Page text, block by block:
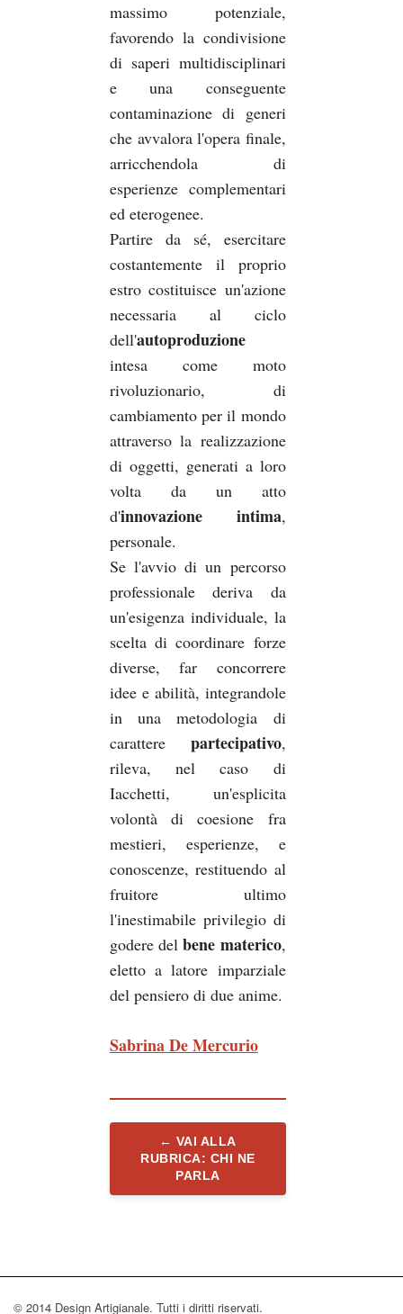
massimo potenziale,
favorendo la condivisione
di saperi multidisciplinari
e una conseguente
contaminazione di generi
che avvalora l'opera finale,
arricchendola di
esperienze complementari
ed eterogenee.
Partire da sé, esercitare
costantemente il proprio
estro costituisce un'azione
necessaria al ciclo
dell'autoproduzione
intesa come moto
rivoluzionario, di
cambiamento per il mondo
attraverso la realizzazione
di oggetti, generati a loro
volta da un atto
d'innovazione intima,
personale.
Se l'avvio di un percorso
professionale deriva da
un'esigenza individuale, la
scelta di coordinare forze
diverse, far concorrere
idee e abilità, integrandole
in una metodologia di
carattere partecipativo,
rileva, nel caso di
Iacchetti, un'esplicita
volontà di coesione fra
mestieri, esperienze, e
conoscenze, restituendo al
fruitore ultimo
l'inestimabile privilegio di
godere delbene materico,
eletto a latore imparziale
del pensiero di due anime.
Sabrina De Mercurio
← VAI ALLA
RUBRICA: CHI NE
PARLA
© 2014 Design Artigianale. Tutti i diritti riservati.